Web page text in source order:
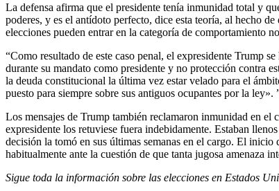
La defensa afirma que el presidente tenía inmunidad total y
poderes, y es el antídoto perfecto, dice esta teoría, al hecho
elecciones pueden entrar en la categoría de comportamiento
“Como resultado de este caso penal, el expresidente Trump
durante su mandato como presidente y no protección contra
la deuda constitucional la última vez estar velado para el
puesto para siempre sobre sus antiguos ocupantes por la ley».
Los mensajes de Trump también reclamaron inmunidad en
expresidente los retuviese fuera indebidamente. Estaban
decisión la tomó en sus últimas semanas en el cargo. El
habitualmente ante la cuestión de que tanta jugosa amenaza
Sigue toda la información sobre las elecciones en Estados